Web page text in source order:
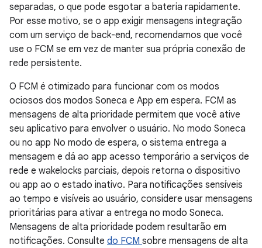
separadas, o que pode esgotar a bateria rapidamente.
Por esse motivo, se o app exigir mensagens integração
com um serviço de back-end, recomendamos que você
use o FCM se em vez de manter sua própria conexão de
rede persistente.
O FCM é otimizado para funcionar com os modos
ociosos dos modos Soneca e App em espera. FCM as
mensagens de alta prioridade permitem que você ative
seu aplicativo para envolver o usuário. No modo Soneca
ou no app No modo de espera, o sistema entrega a
mensagem e dá ao app acesso temporário a serviços de
rede e wakelocks parciais, depois retorna o dispositivo
ou app ao o estado inativo. Para notificações sensíveis
ao tempo e visíveis ao usuário, considere usar mensagens
prioritárias para ativar a entrega no modo Soneca.
Mensagens de alta prioridade podem resultarão em
notificações. Consulte do FCM sobre mensagens de alta